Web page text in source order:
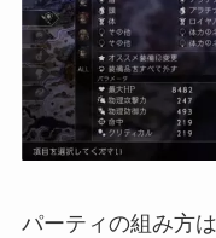
パーティの組み方